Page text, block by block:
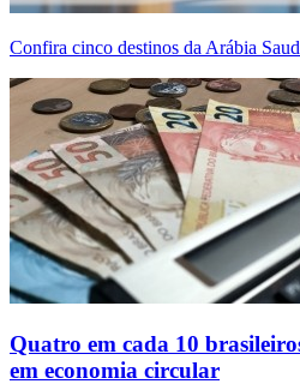
Confira cinco destinos da Arábia
Quatro em cada 10
em economia circular